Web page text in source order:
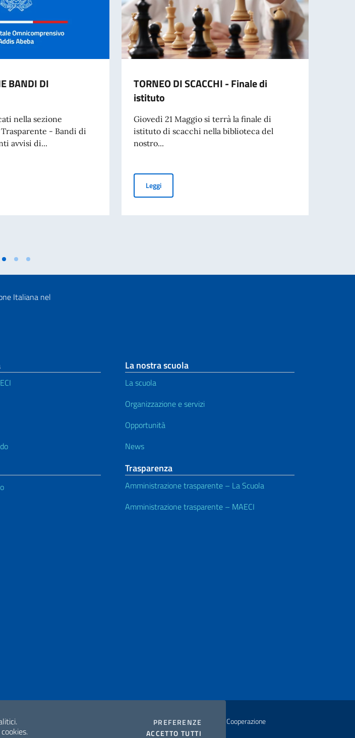
PREFERENZE COOKIES
ACCETTO TUTTI
BANDI DI
nella sezione
- Bandi di
avvisi di...
BANDI DI CONCORSO
TORNEO DI SCACCHI - Finale di
istituto
Giovedì 21 Maggio si terrà la finale di
istituto di scacchi nella biblioteca del
nostro...
LeggiTORNEO DI SCACCHI - Finale di istituto
La nostra scuola
La scuola
Organizzazione e servizi
Opportunità
News
Trasparenza
Amministrazione trasparente – La Scuola
Amministrazione trasparente – MAECI
2026 Copyright Ministero degli Affari Esteri e della Cooperazione